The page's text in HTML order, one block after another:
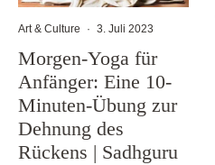
Art & Culture · 3. Juli 2023
Morgen-Yoga für
Anfänger: Eine 10-
Minuten-Übung zur
Dehnung des
Rückens | Sadhguru